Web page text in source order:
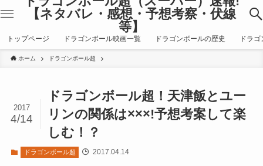
【ネタバレ・感想・予想考察・伏線
等】
トップページ ドラゴンボール映画一覧 ドラゴンボールの歴史 ドラ
ホーム ドラゴンボール超
ドラゴンボール超！天津飯とユー
リンの関係は×××!予想考案して楽
しむ！？
2017
4/14
ドラゴンボール超 2017.04.14